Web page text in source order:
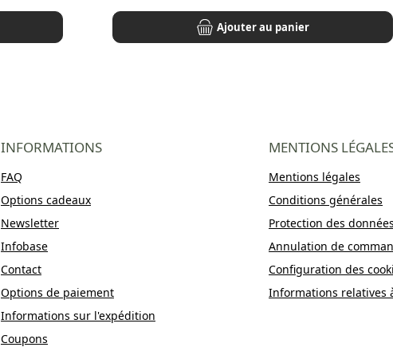
Ajouter au panier
INFORMATIONS
FAQ
Options cadeaux
Newsletter
Infobase
Contact
Options de paiement
Informations sur l'expédition
Coupons
MENTIONS
Mentions légales
Conditions générales
Protection des données
Annulation de
Configuration des
Informations relatives